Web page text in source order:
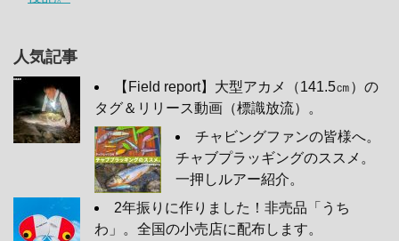
人気記事
【Field report】大型アカメ（141.5㎝）の
タグ＆リリース動画（標識放流）。
チャビングファンの皆様へ。
チャブプラッギングのススメ。
一押しルアー紹介。
2年振りに作りました！非売品「うち
わ」。全国の小売店に配布します。